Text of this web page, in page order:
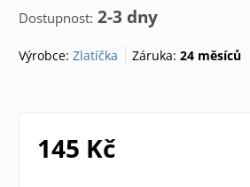
Dostupnost: 2-3 dny
Výrobce: Zlatíčka Záruka:24 měsíců
145 Kč